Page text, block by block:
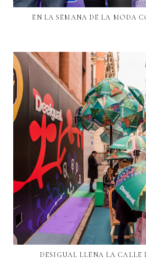
EN LA SEMANA DE LA MODA
DESIGUAL LLENA LA CALLE